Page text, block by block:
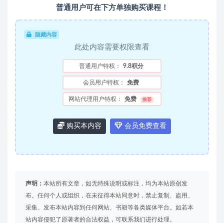
普通用户可在下方单独购买课程！
隐藏内容
此处内容需要权限查看
普通用户特权： 9.8积分
会员用户特权： 免费
网站代理用户特权： 免费 推荐
购买本内容 会员免费查看
声明： 本站所有文章，如无特殊说明或标注，均为本站原创发
布。任何个人或组织，在未征得本站同意时，禁止复制、盗用、
采集、发布本站内容到任何网站、书籍等各类媒体平台。如若本
站内容侵犯了原著者的合法权益，可联系我们进行处理。